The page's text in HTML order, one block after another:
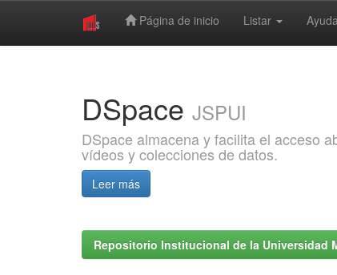
Página de inicio Listar
DSpace JSPUI
DSpace almacena y facilita el acceso
vídeos y colecciones de datos.
Leer más
Repositorio Institucional de la Universidad